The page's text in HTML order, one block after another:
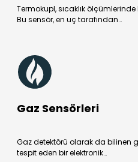
Termokupl, sıcaklık
Bu sensör, en uç tarafından…
Gaz Sensörleri
Gaz detektörü olarak da bilinen
tespit eden bir elektronik…